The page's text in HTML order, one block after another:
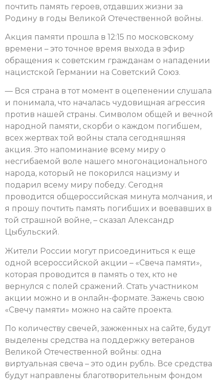
почтить память героев, отдавших жизни за
Родину в годы Великой Отечественной войны.
Акция памяти прошла в 12:15 по московскому
времени – это точное время выхода в эфир
обращения к советским гражданам о нападении
нацистской Германии на Советский Союз.
— Вся страна в тот момент в оцепенении слушала
и понимала, что началась чудовищная агрессия
против нашей страны. Символом общей и вечной
народной памяти, скорби о каждом погибшем,
всех жертвах той войны стала сегодняшняя
акция. Это напоминание всему миру о
несгибаемой воле нашего многонационального
народа, который не покорился нацизму и
подарил всему миру победу. Сегодня
проводится общероссийская минута молчания, и
я прошу почтить память погибших и воевавших в
той страшной войне, – сказал Александр
Цыбульский.
Жители России могут присоединиться к еще
одной всероссийской акции – «Свеча памяти»,
которая проводится в память о тех, кто не
вернулся с полей сражений. Стать участником
акции можно и в онлайн-формате. Зажечь свою
«Свечу памяти» можно на сайте проекта.
По количеству свечей, зажженных на сайте, будут
выделены средства на поддержку ветеранов
Великой Отечественной войны: одна
виртуальная свеча – это один рубль. Все средства
будут направлены благотворительным фондом